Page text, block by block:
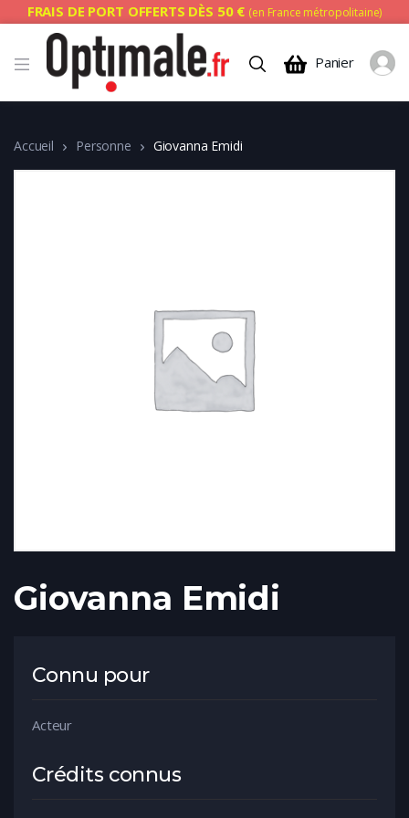
FRAIS DE PORT OFFERTS DÈS 50 € (en France métropolitaine)
Panier
Accueil Personne Giovanna Emidi
Giovanna Emidi
Connu pour
Acteur
Crédits connus